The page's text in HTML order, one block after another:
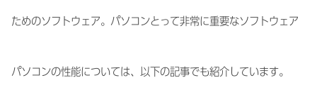
ためのソフトウェア。パソコンとって非常に重要なソフトウェア
パソコンの性能については、以下の記事でも紹介しています。